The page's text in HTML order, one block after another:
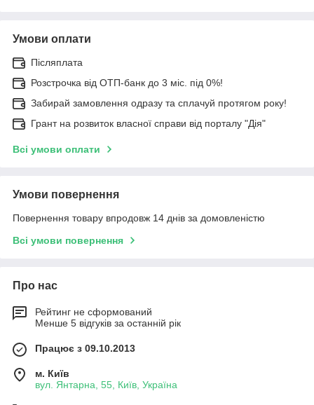
Умови оплати
Післяплата
Розстрочка від ОТП-банк до 3 міс. під 0%!
Забирай замовлення одразу та сплачуй протягом року!
Грант на розвиток власної справи від порталу "Дія"
Всі умови оплати
Умови повернення
Повернення товару впродовж 14 днів за домовленістю
Всі умови повернення
Про нас
Рейтинг не сформований
Менше 5 відгуків за останній рік
Працює з 09.10.2013
м. Київ
вул. Янтарна, 55, Київ, Україна